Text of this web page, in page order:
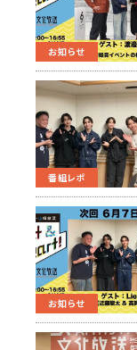
お知らせ
番組レポ
お知らせ